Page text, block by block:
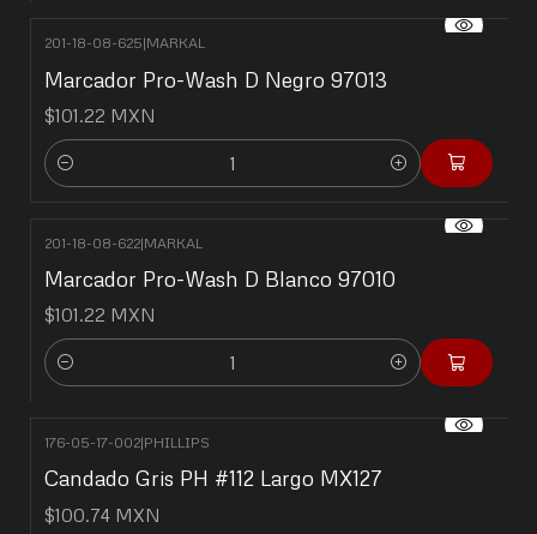
201-18-08-625|MARKAL
Marcador Pro-Wash D Negro 97013
$101.22 MXN
Cantidad
201-18-08-622|MARKAL
Marcador Pro-Wash D Blanco 97010
$101.22 MXN
Cantidad
176-05-17-002|PHILLIPS
Candado Gris PH #112 Largo MX127
$100.74 MXN